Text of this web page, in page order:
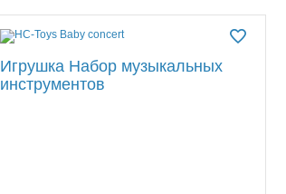
Игрушка Набор музыкальных
инструментов